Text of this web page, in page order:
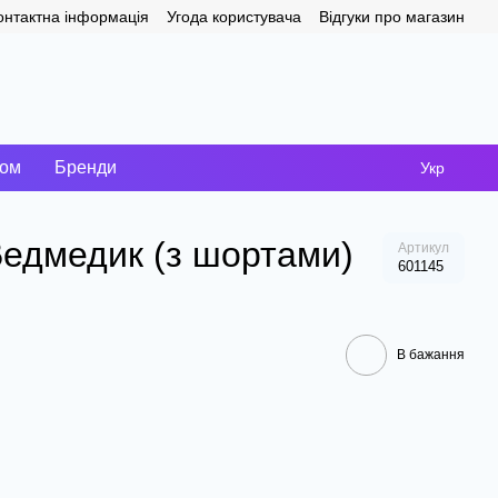
інформація Угода користувача Відгуки про магазин
Бренди Укр
(з шортами) Артикул
601145
В бажання